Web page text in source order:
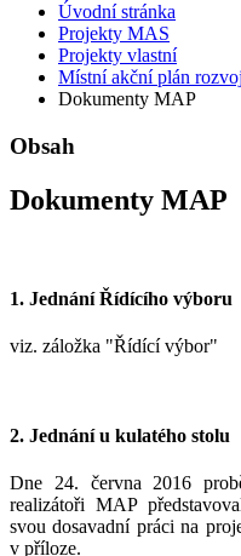
Úvodní stránka
Projekty MAS
Projekty vlastní
Místní akční plán
Dokumenty MAP
Obsah
Dokumenty MAP
1. Jednání Řídícího výboru
viz. záložka "Řídící výbor"
2. Jednání u kulatého stolu
Dne 24. června 2016
realizátoři MAP
svou dosavadní práci na
v příloze.